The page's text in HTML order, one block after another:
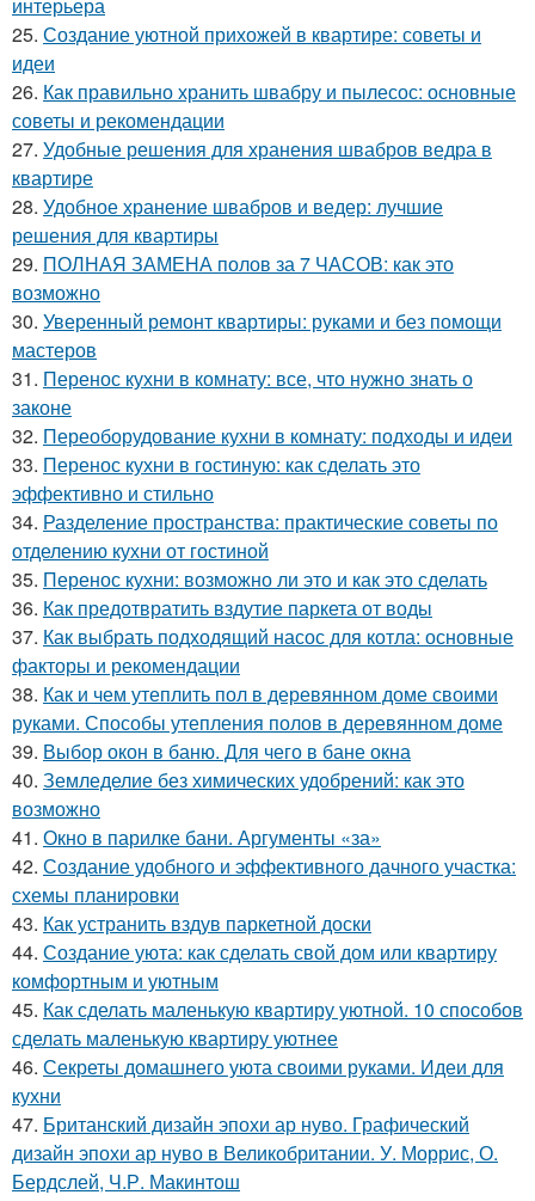
25. Создание уютной прихожей в квартире: советы и
идеи
26. Как правильно хранить швабру и пылесос: основные
советы и рекомендации
27. Удобные решения для хранения швабров ведра в
квартире
28. Удобное хранение швабров и ведер: лучшие
решения для квартиры
29. ПОЛНАЯ ЗАМЕНА полов за 7 ЧАСОВ: как это
возможно
30. Уверенный ремонт квартиры: руками и без помощи
мастеров
31. Перенос кухни в комнату: все, что нужно знать о
законе
32. Переоборудование кухни в комнату: подходы и идеи
33. Перенос кухни в гостиную: как сделать это
эффективно и стильно
34. Разделение пространства: практические советы по
отделению кухни от гостиной
35. Перенос кухни: возможно ли это и как это сделать
36. Как предотвратить вздутие паркета от воды
37. Как выбрать подходящий насос для котла: основные
факторы и рекомендации
38. Как и чем утеплить пол в деревянном доме своими
руками. Способы утепления полов в деревянном доме
39. Выбор окон в баню. Для чего в бане окна
40. Земледелие без химических удобрений: как это
возможно
41. Окно в парилке бани. Аргументы «за»
42. Создание удобного и эффективного дачного участка:
схемы планировки
43. Как устранить вздув паркетной доски
44. Создание уюта: как сделать свой дом или квартиру
комфортным и уютным
45. Как сделать маленькую квартиру уютной. 10 способов
сделать маленькую квартиру уютнее
46. Секреты домашнего уюта своими руками. Идеи для
кухни
47. Британский дизайн эпохи ар нуво. Графический
дизайн эпохи ар нуво в Великобритании. У. Моррис, О.
Бердслей, Ч.Р. Макинтош